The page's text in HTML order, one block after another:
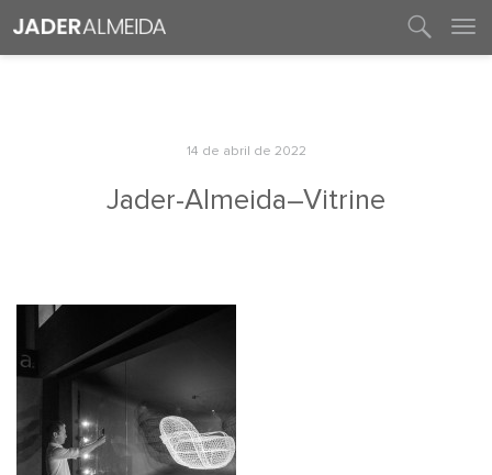
14 de abril de 2022
Jader-Almeida–Vitrine